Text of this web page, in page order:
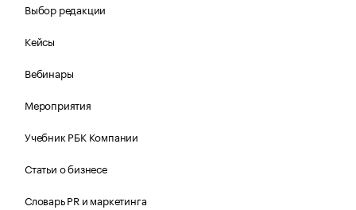
Выбор редакции
Кейсы
Вебинары
Мероприятия
Учебник РБК Компании
Статьи о бизнесе
Словарь PR и маркетинга